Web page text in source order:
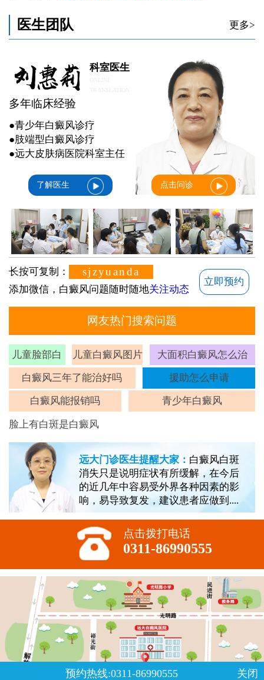
医生团队 更多>
科室医生
多年临床经验
●青少年白癜风诊疗
●肢端型白癜风诊疗
●远大皮肤病医院科室主任
了解医生 点击问诊
长按可复制： sjzyuanda
添加微信，白癜风问题随时随地关注动态
立即预约
网友热门搜索问题
儿童脸部白
斑
儿童白癜风图片 大面积白癜风怎么治
白癜风三年了能治好吗 援助怎么申请
白癜风能报销吗 青少年白癜风
脸上有白斑是白癜风
远大门诊医生提醒大家： 白癜风白斑
消失只是说明症状有所缓解，在今后
的近几年中容易受外界各种因素的影
响，易导致复发，建议患者应做到....
点击拨打电话
0311-86990555
预约热线:0311-86990555 关闭